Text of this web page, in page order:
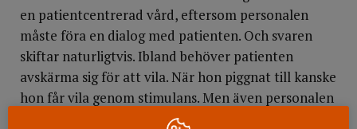
en patientcentrerad vård, eftersom personalen
måste föra en dialog med patienten. Och svaren
skiftar naturligtvis. Ibland behöver patienten
avskärma sig för att vila. När hon piggnat till kanske
hon får vila genom stimulans. Men även personalen
behöver få perioder av vila. Det är förutsättningen